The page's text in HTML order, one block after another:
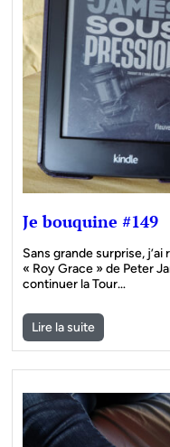
Je bouquine #149
Sans grande surprise,
« Roy Grace » de Peter
continuer la Tour…
Lire la suite